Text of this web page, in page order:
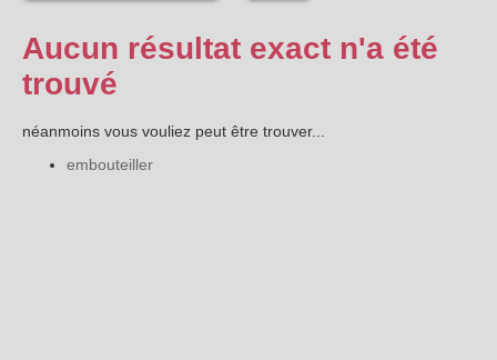
Aucun résultat exact n'a été
trouvé
néanmoins vous vouliez peut être trouver...
embouteiller